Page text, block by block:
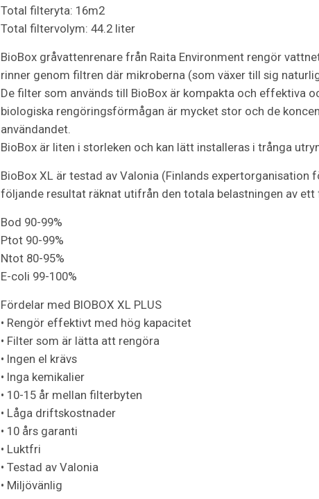
Total filteryta: 16m2
Total filtervolym: 44.2 liter
BioBox gråvattenrenare från Raita Environment rengör
rinner genom filtren där mikroberna (som växer till sig
De filter som används till BioBox är kompakta och effektiva
biologiska rengöringsförmågan är mycket stor och de
användandet.
BioBox är liten i storleken och kan lätt installeras i trånga
BioBox XL är testad av Valonia (Finlands
följande resultat räknat utifrån den totala belastningen av
Bod 90-99%
Ptot 90-99%
Ntot 80-95%
E-coli 99-100%
Fördelar med BIOBOX XL PLUS
• Rengör effektivt med hög kapacitet
• Filter som är lätta att rengöra
• Ingen el krävs
• Inga kemikalier
• 10-15 år mellan filterbyten
• Låga driftskostnader
• 10 års garanti
• Luktfri
• Testad av Valonia
• Miljövänlig